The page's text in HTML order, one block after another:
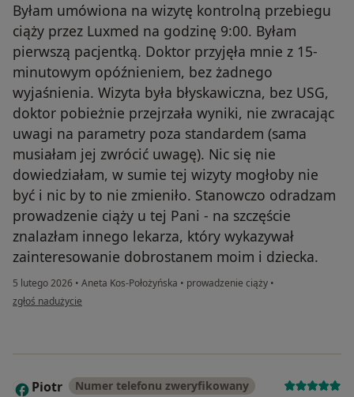
Byłam umówiona na wizytę kontrolną przebiegu
ciąży przez Luxmed na godzinę 9:00. Byłam
pierwszą pacjentką. Doktor przyjęła mnie z 15-
minutowym opóźnieniem, bez żadnego
wyjaśnienia. Wizyta była błyskawiczna, bez USG,
doktor pobieżnie przejrzała wyniki, nie zwracając
uwagi na parametry poza standardem (sama
musiałam jej zwrócić uwagę). Nic się nie
dowiedziałam, w sumie tej wizyty mogłoby nie
być i nic by to nie zmieniło. Stanowczo odradzam
prowadzenie ciąży u tej Pani - na szczęście
znalazłam innego lekarza, który wykazywał
zainteresowanie dobrostanem moim i dziecka.
5 lutego 2026 • Aneta Kos-Położyńska • prowadzenie ciąży •
w opinii użytkownika Iza
zgłoś nadużycie
P Piotr Numer telefonu zweryfikowany